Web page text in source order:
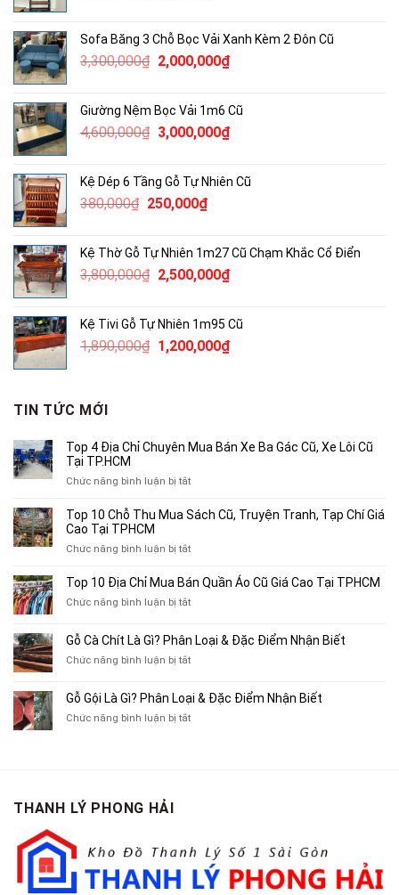
960,000₫.là:
750,000₫.
Sofa Băng 3 Chỗ Bọc Vải Xanh Kèm 2 Đôn Cũ
3,300,000₫ Giá
3,300,000₫.
2,000,000₫Giá
là:
2,000,000₫.
Giường Nệm Bọc Vải 1m6 Cũ
4,600,000₫ Giá
4,600,000₫.
3,000,000₫Giá
là:
Kệ Dép 6 Tầng Gỗ Tự Nhiên Cũ
380,000₫ Giá
380,000₫.
250,000₫Giá
là:
250,000₫.
Kệ Thờ Gỗ Tự Nhiên 1m27 Cũ Chạm Khắc Cổ Điển
3,800,000₫ Giá
3,800,000₫.
2,500,000₫Giá
là:
2,500,000₫.
Kệ Tivi Gỗ Tự Nhiên 1m95 Cũ
1,890,000₫ Giá
1,200,000₫Giá
TIN TỨC MỚI
Top 4 Địa Chỉ Chuyên Mua Bán Xe Ba Gác Cũ, Xe Lôi Cũ
Tại TP.HCM
Chức năng bình luận bị tắtở
4
Chuyên
Bán
Xe
Cũ,
Xe
Cũ
TP.HCM
Top 10 Chỗ Thu Mua Sách Cũ, Truyện Tranh, Tạp Chí Giá
Cao Tại TPHCM
Chức năng bình luận bị tắtở
10
Thu
Sách
Tạp
Chí
Top 10 Địa Chỉ Mua Bán Quần Áo Cũ Giá Cao Tại TPHCM
Chức năng bình luận bị tắtở
Địa
Chỉ
Bán
Áo
Gỗ Cà Chít Là Gì? Phân Loại & Đặc Điểm Nhận Biết
Chức năng bình luận bị tắtở
Chít
Là
Gỗ Gội Là Gì? Phân Loại & Đặc Điểm Nhận Biết
Chức năng bình luận bị tắtở
Điểm
Nhận
Biết
THANH LÝ PHONG HẢI